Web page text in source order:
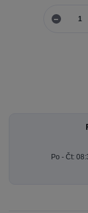
Po - Čt: